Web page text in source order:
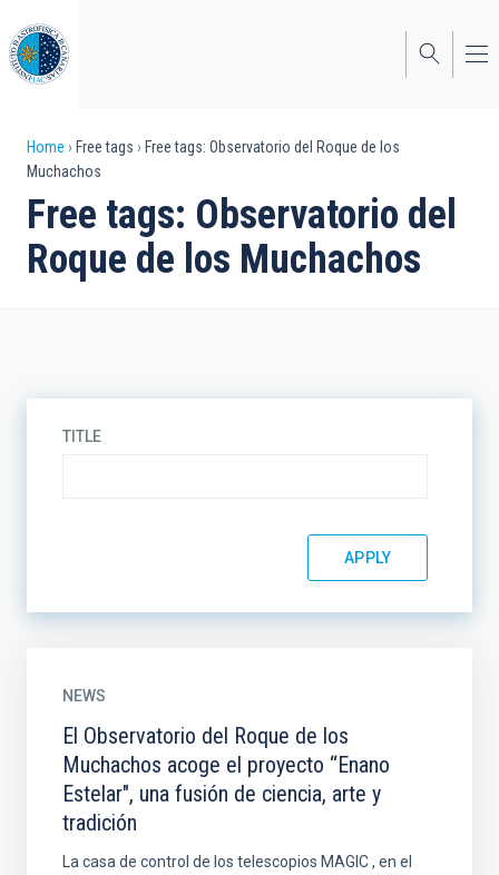
to
main
content
Breadcrumb
Home Free tags
Free tags: Observatorio del Roque de los
Muchachos
Free tags: Observatorio del
Roque de los Muchachos
TITLE
NEWS
El Observatorio del Roque de los
Muchachos acoge el proyecto “Enano
Estelar", una fusión de ciencia, arte y
tradición
La casa de control de los telescopios MAGIC , en el